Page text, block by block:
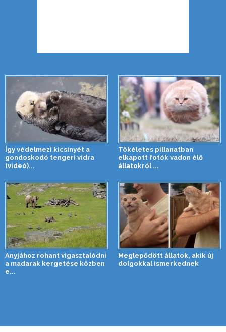
Így védelmezi kicsinyét a
gondoskodó tengeri vidra
(videó)...
Tökéletes pillanatban
elkapott fotók vadon élő
állatokról ...
Anyjához rohant vigasztalódni
a madarak kergetése közben
e...
Meglepődött állatok, akik új
dolgokkal ismerkednek